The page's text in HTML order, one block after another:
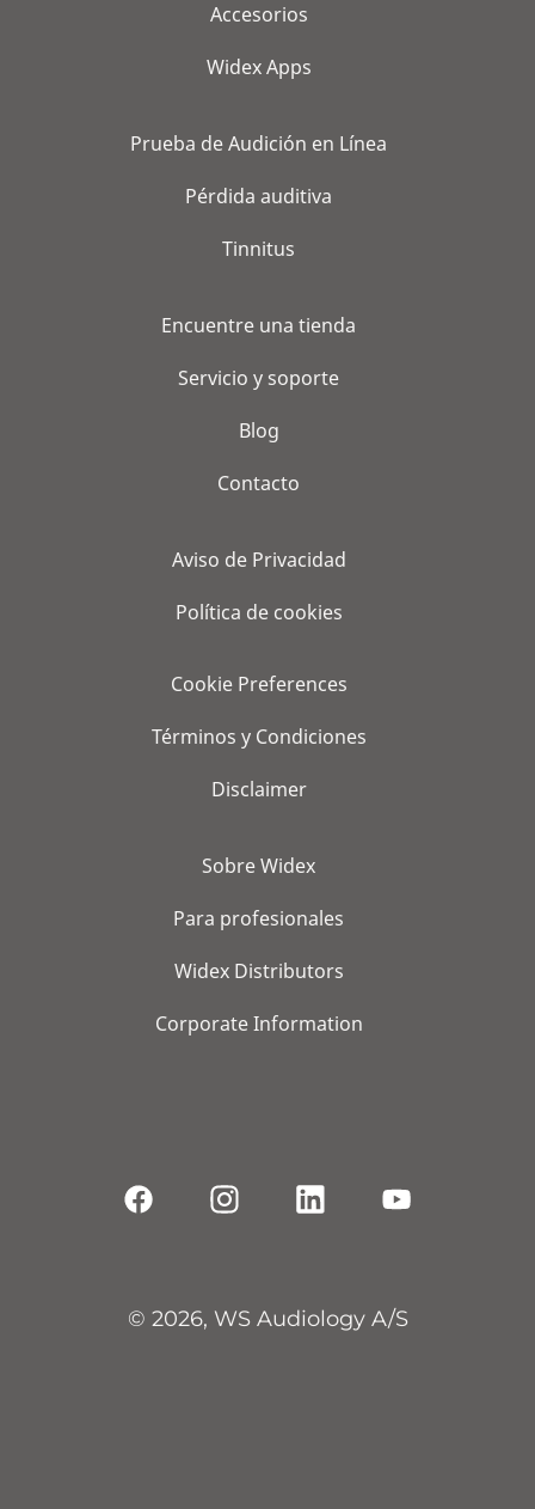
Accesorios
Widex Apps
Prueba de Audición en Línea
Pérdida auditiva
Tinnitus
Encuentre una tienda
Servicio y soporte
Blog
Contacto
Aviso de Privacidad
Política de cookies
Cookie Preferences
Términos y Condiciones
Disclaimer
Sobre Widex
Para profesionales
Widex Distributors
Corporate Information
© 2026, WS Audiology A/S